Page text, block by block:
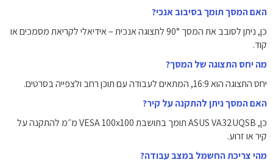
האם המסך תומך בסיבוב אנכי?
כן, ניתן לסובב את המסך ‎90°‎ לתצוגה אנכית – אידיאלי לקריאת מסמכים או
קוד.
מה יחס התצוגה של המסך?
יחס התצוגה הוא ‎16:9‎, המתאים לעבודה עם תוכן רחב ולצפייה בסרטים.
האם המסך ניתן להתקנה על קיר?
כן, ASUS VA32UQSB תומך בתושבת ‎VESA 100x100 מ״מ‎ להתקנה על
קיר או זרוע.
מהי צריכת החשמל במצב עבודה?